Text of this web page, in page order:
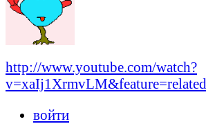
http://www.youtube.com/watch?
v=xaIj1XrmvLM&feature=related
войти